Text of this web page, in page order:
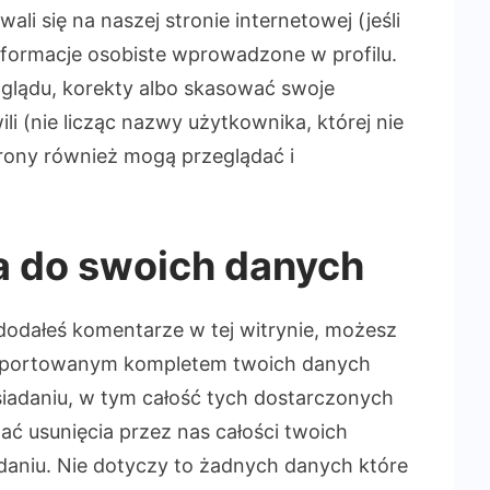
się na naszej stronie internetowej (jeśli
osobiste wprowadzone w profilu.
korekty albo skasować swoje
(nie licząc nazwy użytkownika, której nie
również mogą przeglądać i
do swoich danych
komentarze w tej witrynie, możesz
kompletem twoich danych
w tym całość tych dostarczonych
usunięcia przez nas całości twoich
Nie dotyczy to żadnych danych które